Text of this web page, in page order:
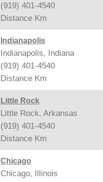
(919) 401-4540
Distance Km
Indianapolis
Indianapolis, Indiana
(919) 401-4540
Distance Km
Little Rock
Little Rock, Arkansas
(919) 401-4540
Distance Km
Chicago
Chicago, Illinois